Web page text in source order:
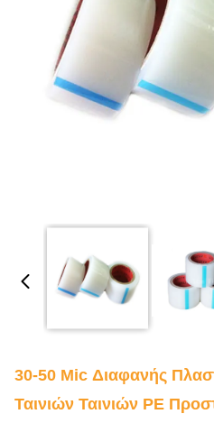
30-50 Mic Διαφανής
Ταινιών Ταινιών PE